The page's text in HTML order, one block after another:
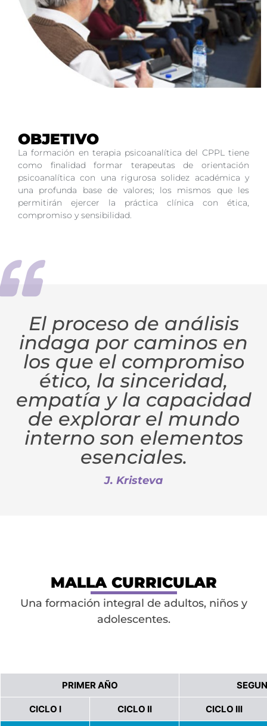
OBJETIVO
La formación en terapia psicoanalítica del CPPL tiene
como finalidad formar terapeutas de orientación
psicoanalítica con una rigurosa solidez académica y
una profunda base de valores; los mismos que les
permitirán ejercer la práctica clínica con ética,
compromiso y sensibilidad.
El proceso de análisis
indaga por caminos en
los que el compromiso
ético, la sinceridad,
empatía y la capacidad
de explorar el mundo
interno son elementos
esenciales.
J. Kristeva
MALLA CURRICULAR
Una formación integral de adultos, niños y
adolescentes.
PRIMER AÑO
CICLO I CICLO II CICLO III